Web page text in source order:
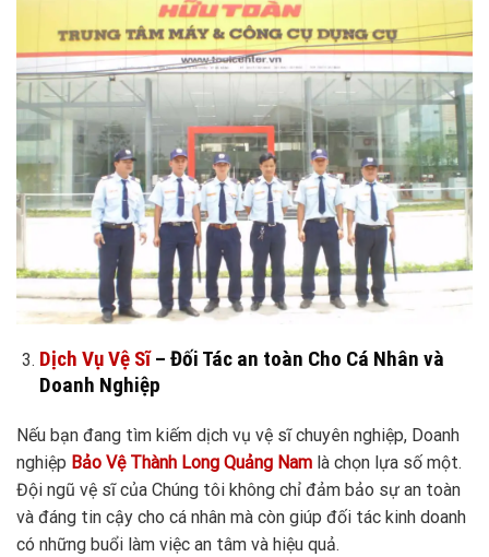
Dịch Vụ Vệ Sĩ– Đối Tác an toàn Cho Cá Nhân và
Doanh Nghiệp
Nếu bạn đang tìm kiếm dịch vụ vệ sĩ chuyên nghiệp, Doanh
nghiệp Bảo Vệ Thành Long Quảng Nam là chọn lựa số một.
Đội ngũ vệ sĩ của Chúng tôi không chỉ đảm bảo sự an toàn
và đáng tin cậy cho cá nhân mà còn giúp đối tác kinh doanh
có những buổi làm việc an tâm và hiệu quả.